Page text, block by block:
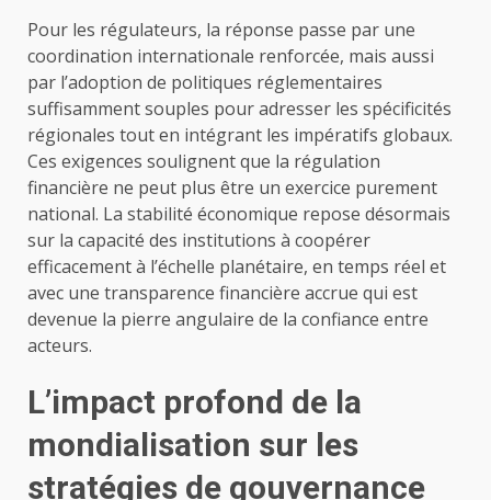
Pour les régulateurs, la réponse passe par une
coordination internationale renforcée, mais aussi
par l’adoption de politiques réglementaires
suffisamment souples pour adresser les spécificités
régionales tout en intégrant les impératifs globaux.
Ces exigences soulignent que la régulation
financière ne peut plus être un exercice purement
national. La stabilité économique repose désormais
sur la capacité des institutions à coopérer
efficacement à l’échelle planétaire, en temps réel et
avec une transparence financière accrue qui est
devenue la pierre angulaire de la confiance entre
acteurs.
L’impact profond de la
mondialisation sur les
stratégies de gouvernance